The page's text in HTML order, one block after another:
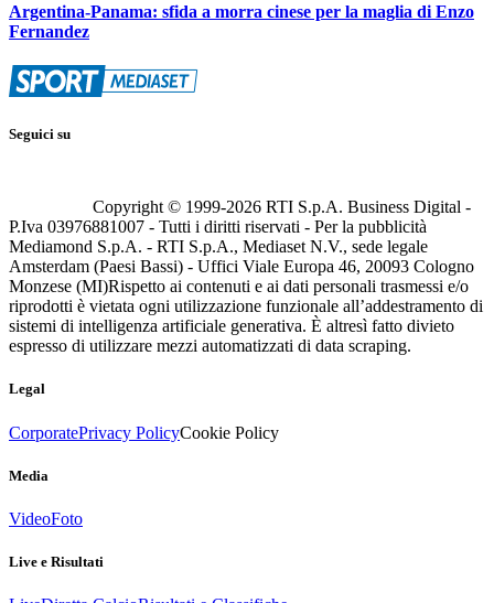
Argentina-Panama: sfida a morra cinese per la maglia di Enzo
Fernandez
Seguici su
Copyright © 1999-2026 RTI S.p.A. Business Digital -
P.Iva 03976881007 - Tutti i diritti riservati - Per la pubblicità
Mediamond S.p.A. - RTI S.p.A., Mediaset N.V., sede legale
Amsterdam (Paesi Bassi) - Uffici Viale Europa 46, 20093 Cologno
Monzese (MI)Rispetto ai contenuti e ai dati personali trasmessi e/o
riprodotti è vietata ogni utilizzazione funzionale all’addestramento di
sistemi di intelligenza artificiale generativa. È altresì fatto divieto
espresso di utilizzare mezzi automatizzati di data scraping.
Legal
CorporatePrivacy PolicyCookie Policy
Media
VideoFoto
Live e Risultati